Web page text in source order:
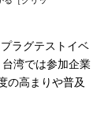
ラグテストイベ
湾では参加企業
の高まりや普及